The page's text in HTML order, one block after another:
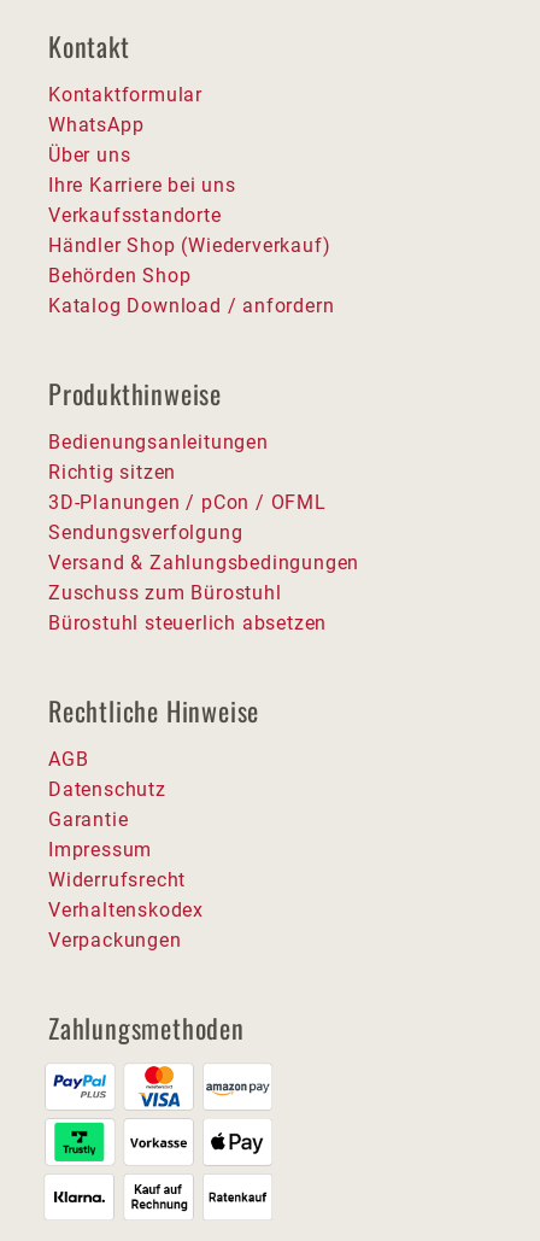
Kontakt
Kontaktformular
WhatsApp
Über uns
Ihre Karriere bei uns
Verkaufsstandorte
Händler Shop (Wiederverkauf)
Behörden Shop
Katalog Download / anfordern
Produkthinweise
Bedienungsanleitungen
Richtig sitzen
3D-Planungen / pCon / OFML
Sendungsverfolgung
Versand & Zahlungsbedingungen
Zuschuss zum Bürostuhl
Bürostuhl steuerlich absetzen
Rechtliche Hinweise
AGB
Datenschutz
Garantie
Impressum
Widerrufsrecht
Verhaltenskodex
Verpackungen
Zahlungsmethoden